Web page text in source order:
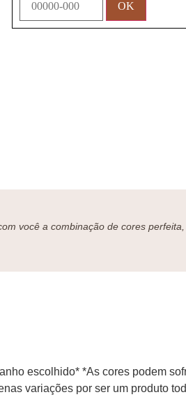
você a combinação de cores
escolhido* *As cores podem
variações por ser um produto